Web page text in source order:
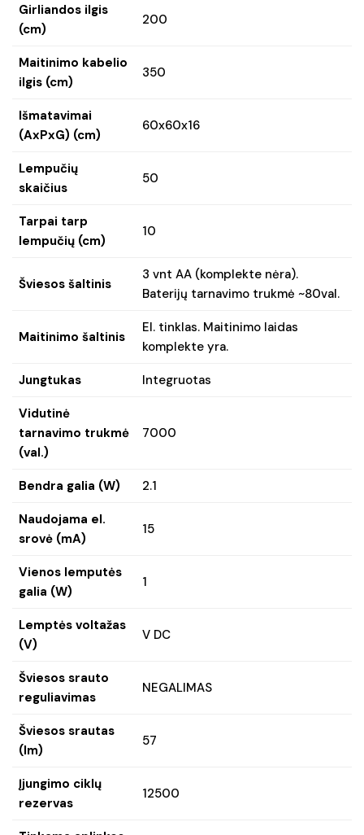
Girliandos ilgis
(cm)
200
Maitinimo kabelio
ilgis (cm)
350
Išmatavimai
(AxPxG) (cm)
60x60x16
Lempučių
skaičius
50
Tarpai tarp
lempučių (cm)
10
Šviesos šaltinis
3 vnt AA (komplekte nėra).
Baterijų tarnavimo trukmė ~80val.
Maitinimo šaltinis
El. tinklas. Maitinimo laidas
komplekte yra.
Jungtukas Integruotas
Vidutinė
tarnavimo trukmė
(val.)
7000
Bendra galia (W) 2.1
Naudojama el.
srovė (mA)
15
Vienos lemputės
galia (W)
1
Lemptės voltažas
(V)
V DC
Šviesos srauto
reguliavimas
NEGALIMAS
Šviesos srautas
(lm)
57
Įjungimo ciklų
rezervas
12500